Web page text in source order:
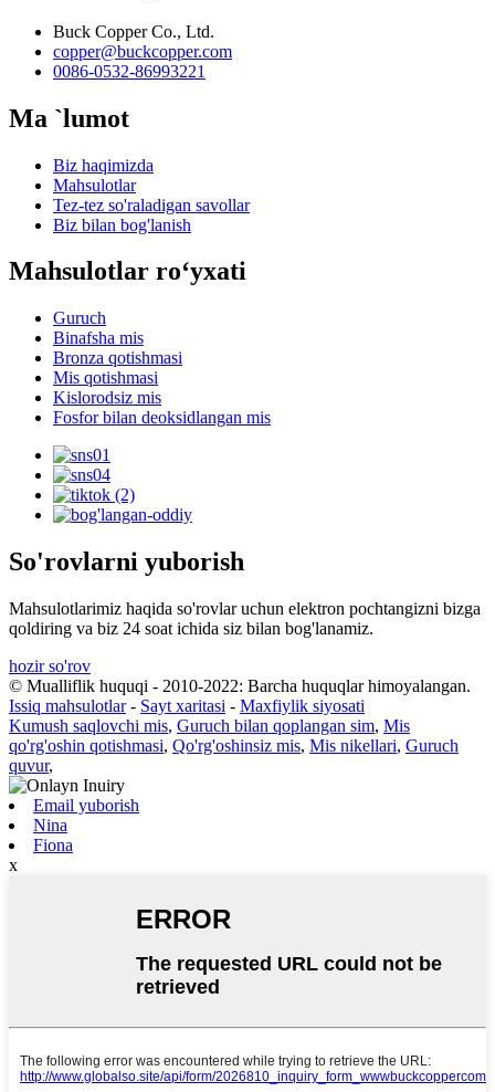
Buck Copper Co., Ltd.
copper@buckcopper.com
0086-0532-86993221
Ma `lumot
Biz haqimizda
Mahsulotlar
Tez-tez so'raladigan savollar
Biz bilan bog'lanish
Mahsulotlar roʻyxati
Guruch
Binafsha mis
Bronza qotishmasi
Mis qotishmasi
Kislorodsiz mis
Fosfor bilan deoksidlangan mis
So'rovlarni yuborish
Mahsulotlarimiz haqida so'rovlar uchun elektron pochtangizni bizga
qoldiring va biz 24 soat ichida siz bilan bog'lanamiz.
hozir so'rov
© Mualliflik huquqi - 2010-2022: Barcha huquqlar himoyalangan.
Issiq mahsulotlar- Sayt xaritasi - Maxfiylik siyosati
Kumush saqlovchi mis, Guruch bilan qoplangan sim, Mis
qo'rg'oshin qotishmasi, Qo'rg'oshinsiz mis, Mis nikellari, Guruch
quvur,
Email yuborish
Nina
Fiona
x